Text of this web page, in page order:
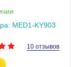
MED1-KY903
10 отзывов